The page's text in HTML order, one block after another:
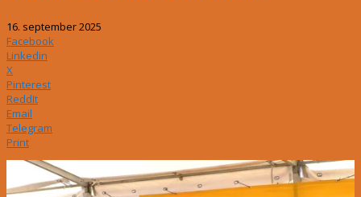
16. september 2025
Facebook
Linkedin
X
Pinterest
ReddIt
Email
Telegram
Print